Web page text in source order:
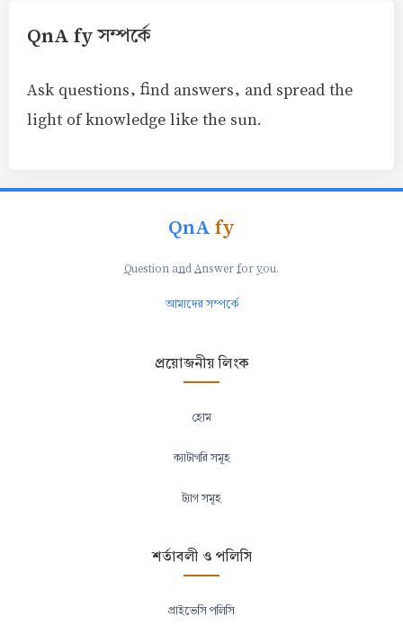
QnA fy সম্পর্কে
Ask questions, find answers, and spread the
light of knowledge like the sun.
QnAfy
Question andAnswer foryou.
আমাদের সম্পর্কে
প্রয়োজনীয় লিংক
হোম
ক্যাটাগরি সমূহ
ট্যাগ সমূহ
শর্তাবলী ও পলিসি
প্রাইভেসি পলিসি